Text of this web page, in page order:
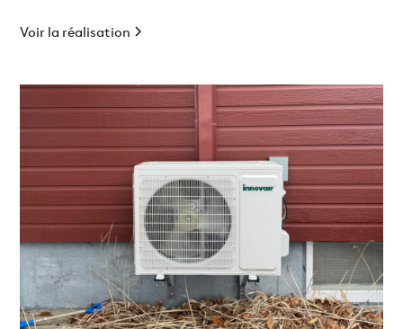
Voir la réalisation